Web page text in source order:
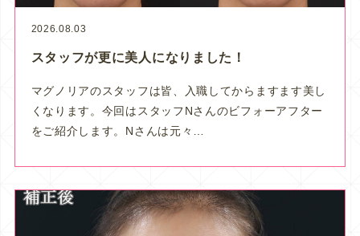
2026.08.03
スタッフが更に美人になりました！
マグノリアのスタッフは皆、入職してからますます美し
くなります。今回はスタッフNさんのビフォーアフター
をご紹介します。Nさんは元々…